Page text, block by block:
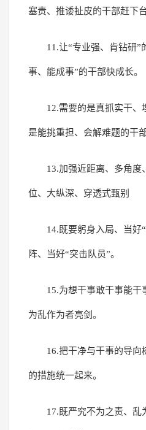
塞责、推诿扯皮的干部赶下台
11.让“专业强、肯钻研”
事、能成事”的干部快成长。
12.需要的是真抓实干、
是能挑重担、会解难题的干部
13.加强近距离、多角度
位、大纵深、穿透式甄别
14.既要躬身入局、当好
阵、当好“突击队员”。
15.为想干事敢干事能干
为乱作为者亮剑。
16.把干净与干事的导向
的措施统一起来。
17.既严究不为之责、乱